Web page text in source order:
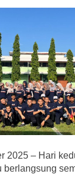
2025 – Hari
berlangsung